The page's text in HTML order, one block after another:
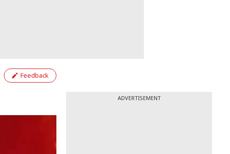
Feedback
ADVERTISEMENT